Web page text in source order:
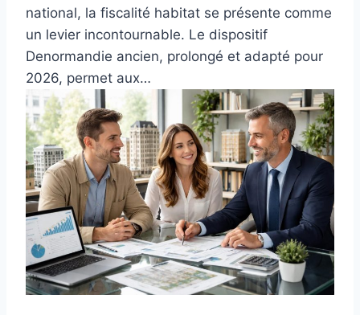
national, la fiscalité habitat se présente comme
un levier incontournable. Le dispositif
Denormandie ancien, prolongé et adapté pour
2026, permet aux…